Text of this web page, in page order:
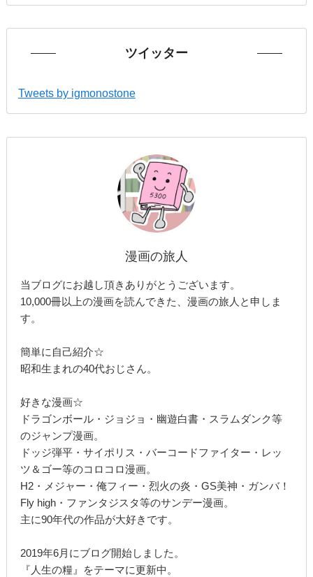
カ
ツイッター
Tweets by igmonostone
漫画の旅人
当ブログにお越し頂きありがとうございます。
10,000冊以上の漫画を読んできた、漫画の旅人と申しま
す。
簡単に自己紹介☆
昭和生まれの40代おじさん。
好きな漫画☆
ドラゴンボール・ジョジョ・幽遊白書・スラムダンク等
のジャンプ漫画。
ドッジ弾平・サイポリス・バーコードファイター・レッ
ツ＆ゴー等のコロコロ漫画。
H2・メジャー・俺フィー・烈火の炎・GS美神・ガンバ！
Fly high・ファンタジスタ等のサンデー漫画。
主に90年代の作品が大好きです。
2019年6月にブログ開始しました。
『人生の糧』をテーマに更新中。